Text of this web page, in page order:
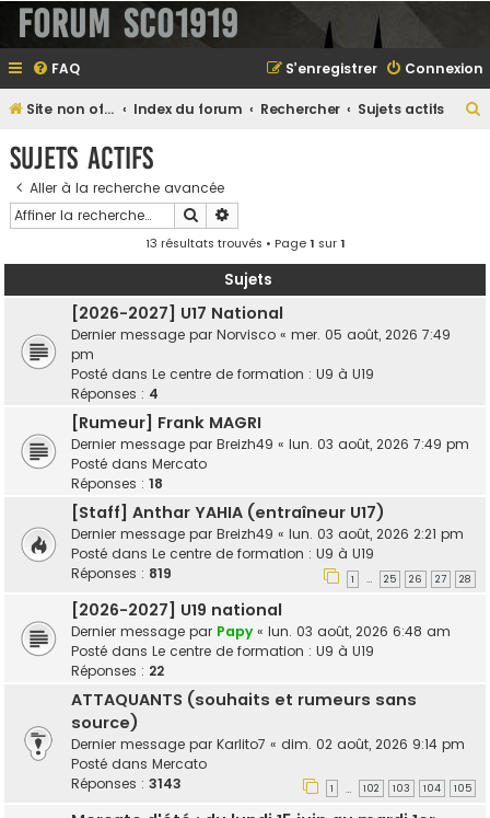
Forum SCO1919
FAQ Connexion
S’enregistrer
Site non officiel sur le SCO d'Angers Index du forum Rechercher Sujets actifs
Sujets actifs
Aller à la recherche avancée
Rechercher
13 résultats trouvés • Page1 sur1
Sujets
[2026-2027] U17 National
Dernier message par Norvisco « mer. 05 août, 2026 7:49
pm
Posté dans Le centre de formation : U9 à U19
Réponses : 4
[Rumeur] Frank MAGRI
Dernier message par Breizh49 « lun. 03 août, 2026 7:49 pm
Posté dans Mercato
Réponses : 18
[Staff] Anthar YAHIA (entraîneur U17)
Dernier message par Breizh49 « lun. 03 août, 2026 2:21 pm
Posté dans Le centre de formation : U9 à U19
Réponses : 819 1 … 25 26 27 28
[2026-2027] U19 national
Dernier message par Papy « lun. 03 août, 2026 6:48 am
Posté dans Le centre de formation : U9 à U19
Réponses : 22
ATTAQUANTS (souhaits et rumeurs sans
source)
Dernier message par Karlito7 « dim. 02 août, 2026 9:14 pm
Posté dans Mercato
Réponses : 3143 1 … 102 103 104 105